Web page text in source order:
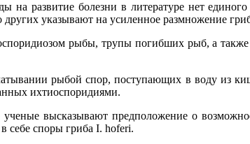
развитие болезни в литературе нет
указывают на усиленное размножение
рыбы, трупы погибших рыб, а
рыбой спор, поступающих в воду из
ихтиоспоридиями.
высказывают предположение о
споры гриба I. hoferi.